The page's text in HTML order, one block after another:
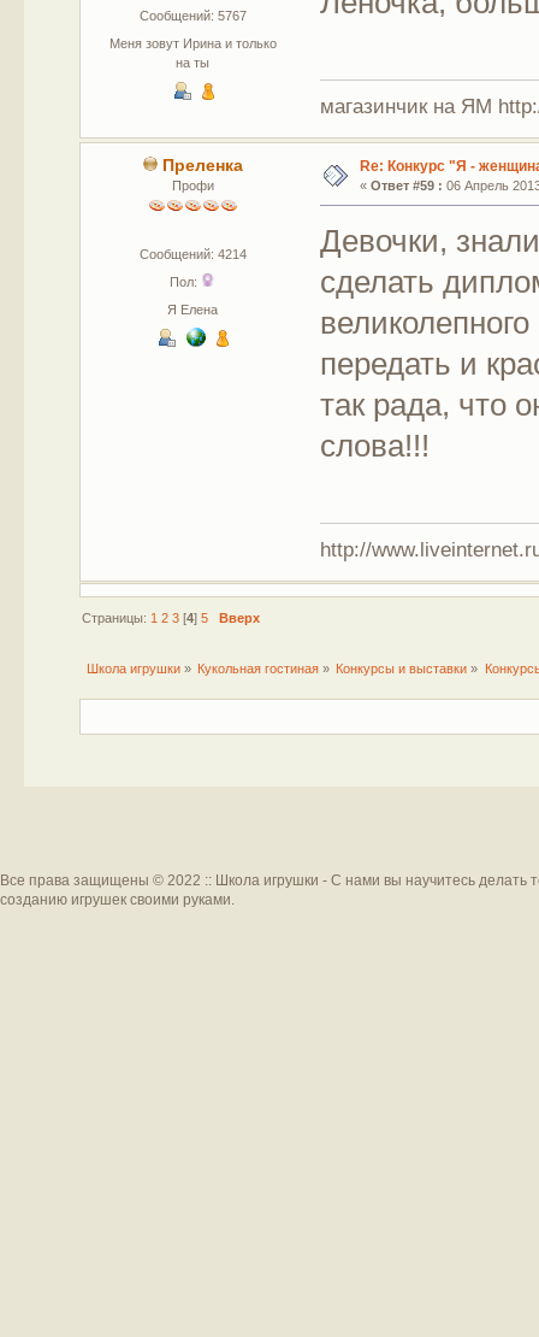
Сообщений: 5767
Меня зовут Ирина и только
на ты
магазинчик на ЯМ
Преленка
Профи
Сообщений: 4214
Пол:
Я Елена
Re: Конкурс "Я -
« Ответ #59 : 06 Апрель
Девочки,
сделать
передать и
так рада, что
слова!!!
http://
Страницы: 1 2 3[4] 5 Вверх
Школа игрушки» Кукольная гостиная » Конкурсы и выставки »
Все права защищены © 2022 :: Школа игрушки - С нами вы научитесь делать
созданию игрушек своими руками.